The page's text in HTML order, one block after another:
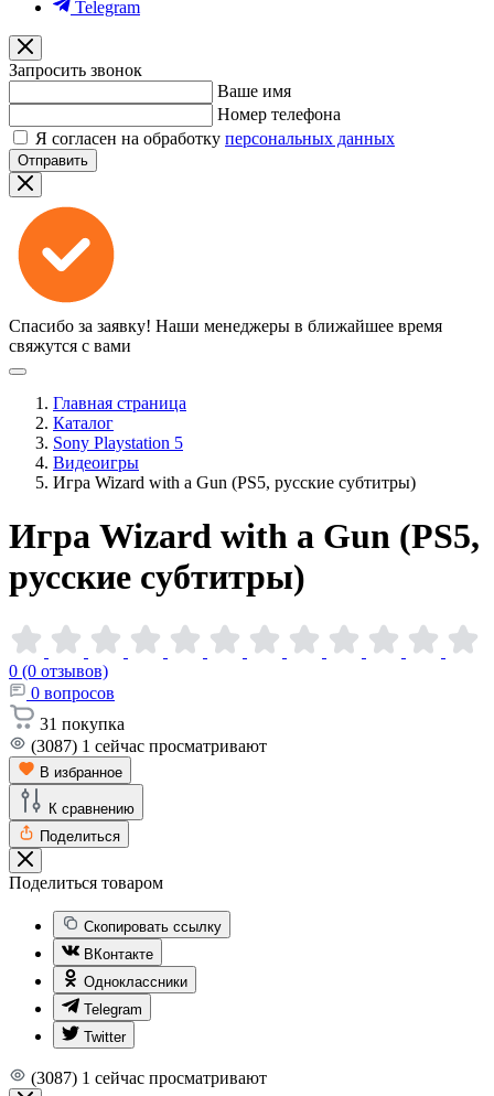
Telegram
Запросить звонок
Ваше имя
Номер телефона
Я согласен на обработку персональных данных
Отправить
Спасибо за заявку! Наши менеджеры в ближайшее время
свяжутся с вами
Главная страница
Каталог
Sony Playstation 5
Видеоигры
Игра Wizard with a Gun (PS5, русские субтитры)
Игра Wizard with a Gun (PS5,
русские субтитры)
0 (0 отзывов)
0 вопросов
31 покупка
(3087) 1 сейчас просматривают
В избранное
К сравнению
Поделиться
Поделиться товаром
Скопировать ссылку
ВКонтакте
Одноклассники
Telegram
Twitter
(3087) 1 сейчас просматривают